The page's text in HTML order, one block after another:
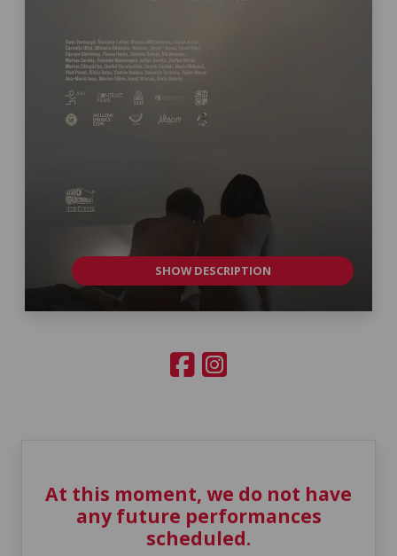
SHOW DESCRIPTION
At this moment, we do not have
any future performances
scheduled.